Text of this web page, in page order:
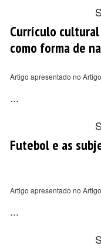
Currículo
como forma de
Artigo apresentado no
...
Futebol e as
Artigo apresentado no
...